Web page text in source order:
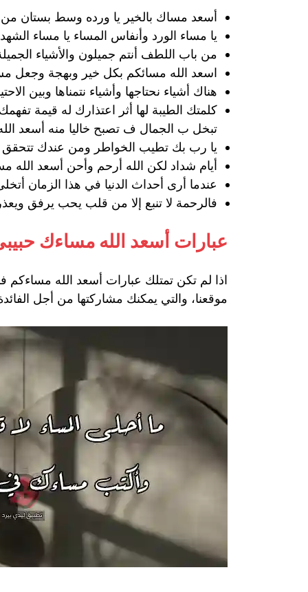
أسعد مساك بالخير يا ورده وسط بستان من
يا مساء الورد وأنفاس المساء يا مساء
من‌ باب ‌اللطف أنتم جميلون والأشياء‌
اسعد الله مسائكم بكل خير وبهجة وجعل
هناك أشياء نحتاجها وأشياء نتمناها وبين
كلمتك الطيبة لها أثر اعتذارك له قيمة
تبخل ب الجمال ف تصبح خاليا منه أسعد
يا رب بك تطيب الخواطر ومن عندك تتحقق
أيام شداد لكن الله أرحم وأحن أسعد الله
عندما أرى أحداث الدنيا في هذا الزمان
فالرحمة لا تنبع إلا من قلب يحب يرفق
عبارات أسعد الله مساءك
اذا لم تكن تمتلك عبارات أسعد الله مساءكم
موقعنا، والتي يمكنك مشاركتها من أجل